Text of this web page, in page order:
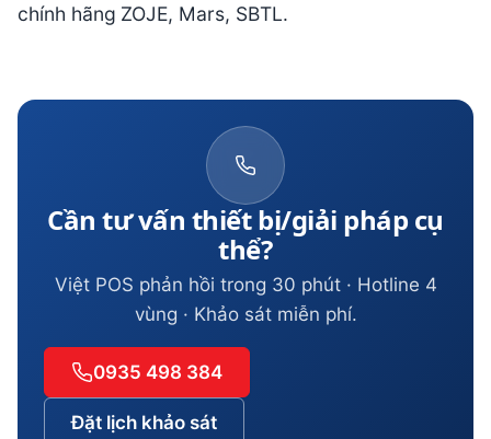
chính hãng ZOJE, Mars, SBTL.
Cần tư vấn thiết bị/giải pháp cụ
thể?
Việt POS phản hồi trong 30 phút · Hotline 4
vùng · Khảo sát miễn phí.
0935 498 384
Đặt lịch khảo sát